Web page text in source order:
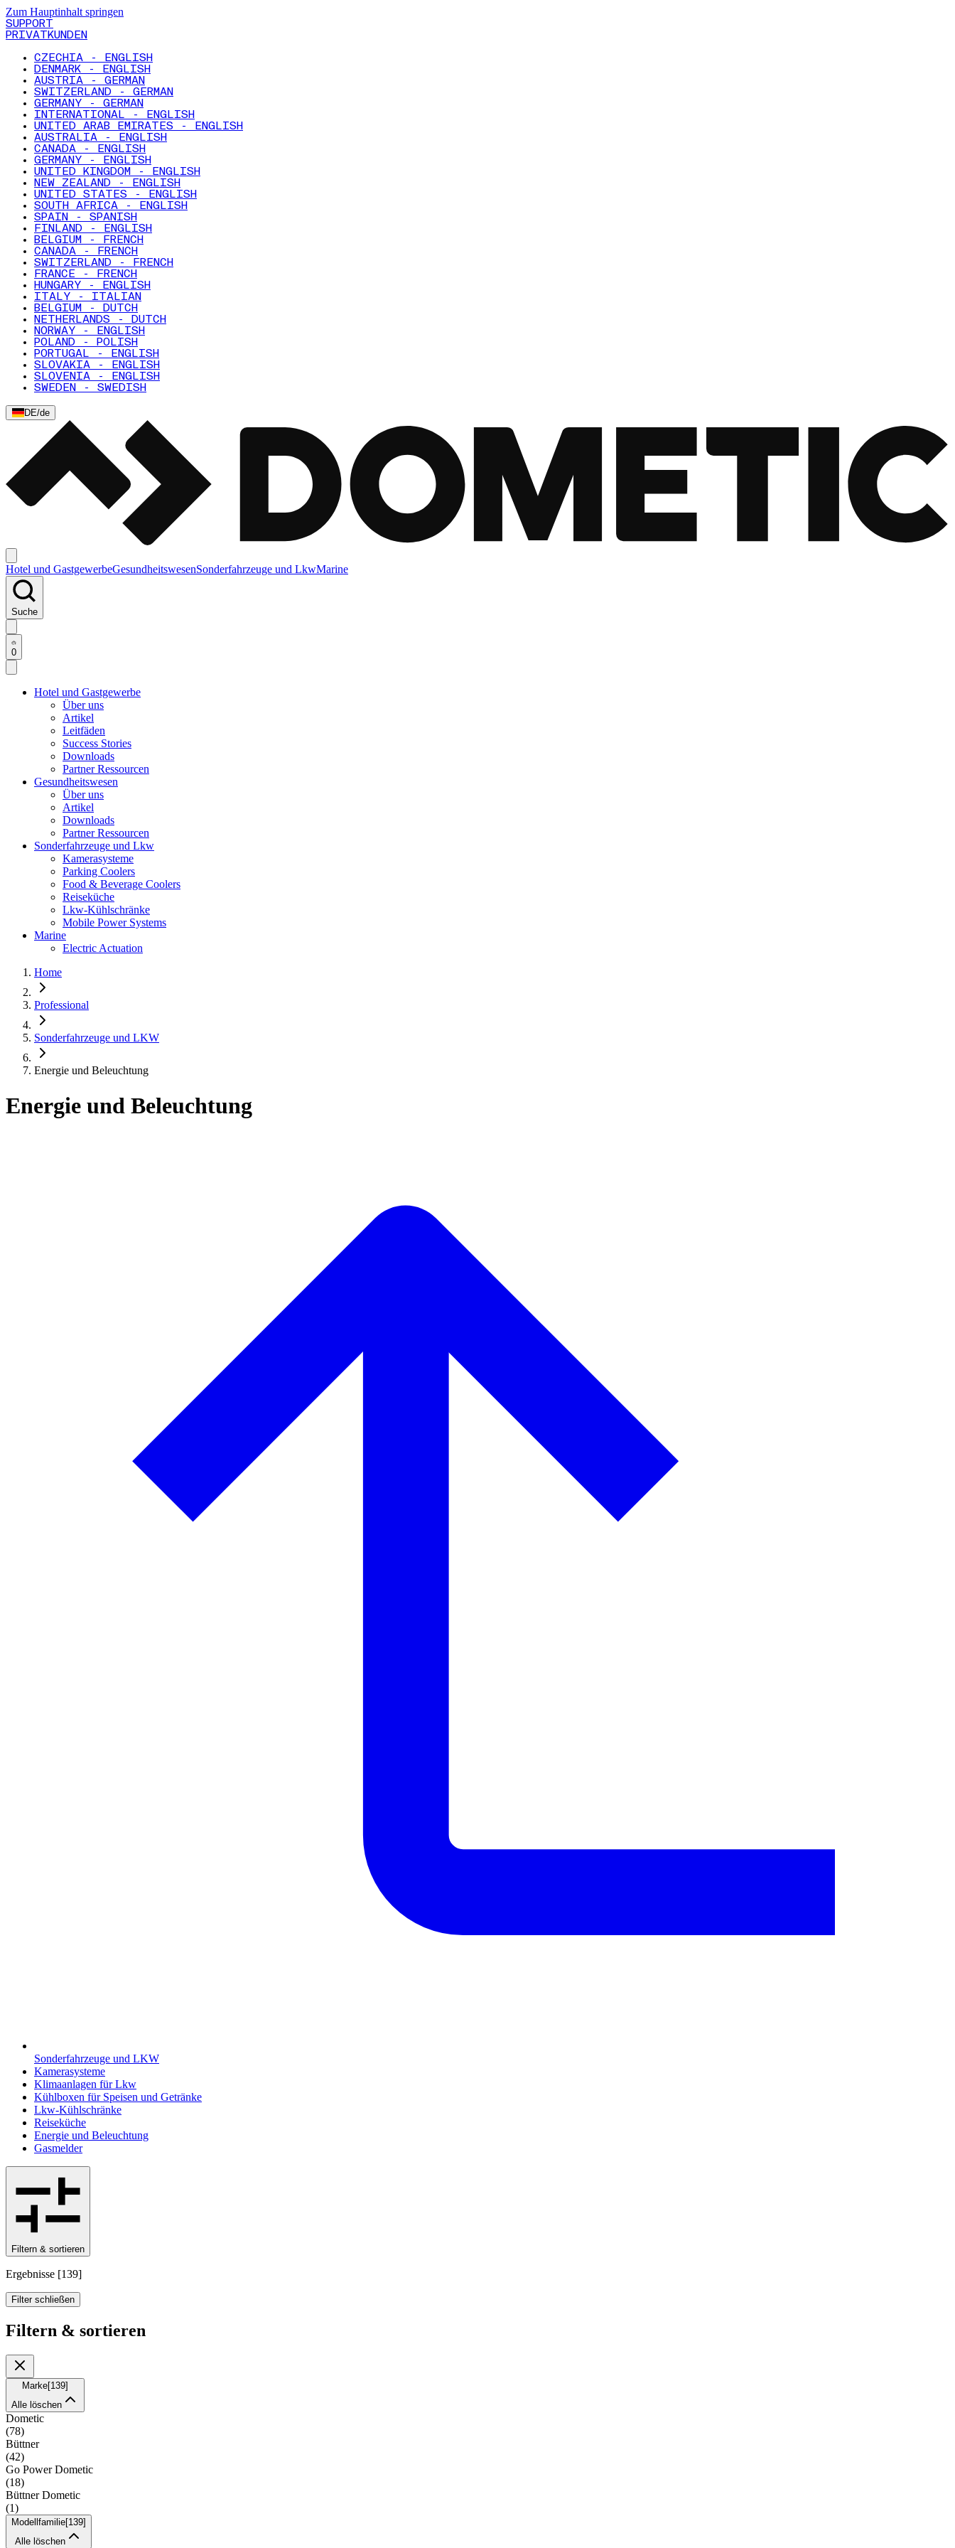
Zum Hauptinhalt springen
SUPPORT
PRIVATKUNDEN
CZECHIA - ENGLISH
DENMARK - ENGLISH
AUSTRIA - GERMAN
SWITZERLAND - GERMAN
GERMANY - GERMAN
INTERNATIONAL - ENGLISH
UNITED ARAB EMIRATES - ENGLISH
AUSTRALIA - ENGLISH
CANADA - ENGLISH
GERMANY - ENGLISH
UNITED KINGDOM - ENGLISH
NEW ZEALAND - ENGLISH
UNITED STATES - ENGLISH
SOUTH AFRICA - ENGLISH
SPAIN - SPANISH
FINLAND - ENGLISH
BELGIUM - FRENCH
CANADA - FRENCH
SWITZERLAND - FRENCH
FRANCE - FRENCH
HUNGARY - ENGLISH
ITALY - ITALIAN
BELGIUM - DUTCH
NETHERLANDS - DUTCH
NORWAY - ENGLISH
POLAND - POLISH
PORTUGAL - ENGLISH
SLOVAKIA - ENGLISH
SLOVENIA - ENGLISH
SWEDEN - SWEDISH
DE/de
Hotel und GastgewerbeGesundheitswesenSonderfahrzeuge und LkwMarine
Suche
0
Hotel und Gastgewerbe
Über uns
Artikel
Leitfäden
Success Stories
Downloads
Partner Ressourcen
Gesundheitswesen
Über uns
Artikel
Downloads
Partner Ressourcen
Sonderfahrzeuge und Lkw
Kamerasysteme
Parking Coolers
Food & Beverage Coolers
Reiseküche
Lkw-Kühlschränke
Mobile Power Systems
Marine
Electric Actuation
Home
Professional
Sonderfahrzeuge und LKW
Energie und Beleuchtung
Energie und Beleuchtung
Sonderfahrzeuge und LKW
Kamerasysteme
Klimaanlagen für Lkw
Kühlboxen für Speisen und Getränke
Lkw-Kühlschränke
Reiseküche
Energie und Beleuchtung
Gasmelder
Filtern & sortieren
Ergebnisse [139]
Filter schließen
Filtern & sortieren
Marke[139]
Alle löschen
Dometic
(78)
Büttner
(42)
Go Power Dometic
(18)
Büttner Dometic
(1)
Modellfamilie[139]
Alle löschen